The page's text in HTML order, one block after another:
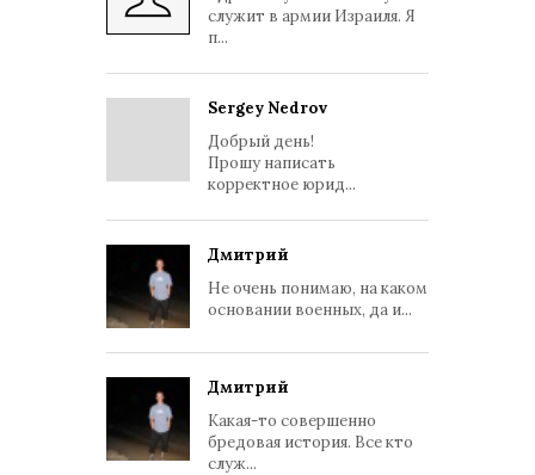
служит в армии Израиля. Я
п...
Sergey Nedrov
Добрый день!
Прошу написать
корректное юрид...
Дмитрий
Не очень понимаю, на каком
основании военных, да и...
Дмитрий
Какая-то совершенно
бредовая история. Все кто
служ...